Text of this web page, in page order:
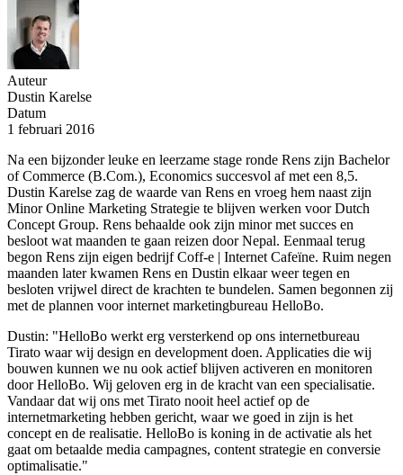
Auteur
Dustin Karelse
Datum
1 februari 2016
Na een bijzonder leuke en leerzame stage ronde Rens zijn Bachelor
of Commerce (B.Com.), Economics succesvol af met een 8,5.
Dustin Karelse zag de waarde van Rens en vroeg hem naast zijn
Minor Online Marketing Strategie te blijven werken voor Dutch
Concept Group. Rens behaalde ook zijn minor met succes en
besloot wat maanden te gaan reizen door Nepal. Eenmaal terug
begon Rens zijn eigen bedrijf Coff-e | Internet Cafeïne. Ruim negen
maanden later kwamen Rens en Dustin elkaar weer tegen en
besloten vrijwel direct de krachten te bundelen. Samen begonnen zij
met de plannen voor internet marketingbureau HelloBo.
Dustin: "HelloBo werkt erg versterkend op ons internetbureau
Tirato waar wij design en development doen. Applicaties die wij
bouwen kunnen we nu ook actief blijven activeren en monitoren
door HelloBo. Wij geloven erg in de kracht van een specialisatie.
Vandaar dat wij ons met Tirato nooit heel actief op de
internetmarketing hebben gericht, waar we goed in zijn is het
concept en de realisatie. HelloBo is koning in de activatie als het
gaat om betaalde media campagnes, content strategie en conversie
optimalisatie."